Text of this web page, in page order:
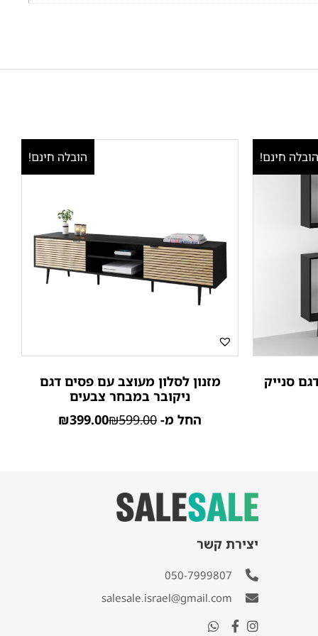
הובלה חינם!
סנייק
הובלה חינם!
מזנון לסלון מעוצב עם פסים דגם
ניקובר במבחר צבעים
החל מ-
₪599.00
₪399.00
יצירת קשר
050-7999807
salesale.israel@gmail.com